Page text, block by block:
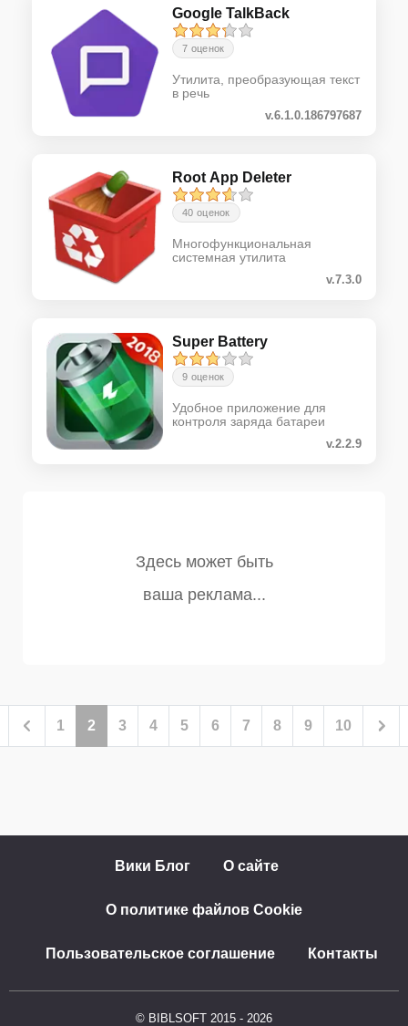
Google TalkBack
7 оценок
Утилита, преобразующая текст
в речь
v.6.1.0.186797687
Root App Deleter
40 оценок
Многофункциональная
системная утилита
v.7.3.0
Super Battery
9 оценок
Удобное приложение для
контроля заряда батареи
v.2.2.9
1 2 3 4 5 6 7 8 9 10
Вики Блог О сайте
О политике файлов Cookie
Пользовательское соглашение Контакты
© BIBLSOFT 2015 - 2026